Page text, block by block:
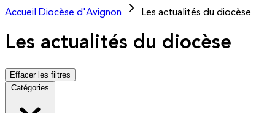
Accueil
Diocèse d'Avignon Les actualités du diocèse
Les actualités du diocèse
Effacer les filtres
Catégories